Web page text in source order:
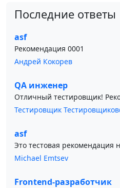
Последние ответы
asf
Рекомендация 0001
Андрей Кокорев
QA инженер
Отличный тестировщик!
Тестировщик
asf
Это тестовая рекомендация
Michael Emtsev
Frontend-разработчик